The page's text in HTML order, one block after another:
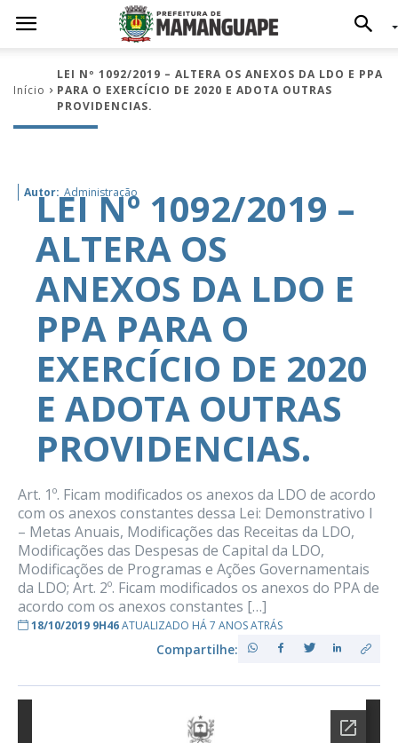
Início
LEI Nº 1092/2019 – ALTERA OS ANEXOS DA LDO E PPA
PARA O EXERCÍCIO DE 2020 E ADOTA OUTRAS
PROVIDENCIAS.
Autor: Administração
LEI Nº 1092/2019 –
ALTERA OS
ANEXOS DA LDO E
PPA PARA O
EXERCÍCIO DE 2020
E ADOTA OUTRAS
PROVIDENCIAS.
Art. 1º. Ficam modificados os anexos da LDO de acordo
com os anexos constantes dessa Lei: Demonstrativo I
– Metas Anuais, Modificações das Receitas da LDO,
Modificações das Despesas de Capital da LDO,
Modificações de Programas e Ações Governamentais
da LDO; Art. 2º. Ficam modificados os anexos do PPA de
acordo com os anexos constantes […]
18/10/2019 9H46ATUALIZADO HÁ 7 ANOS ATRÁS
Compartilhe: